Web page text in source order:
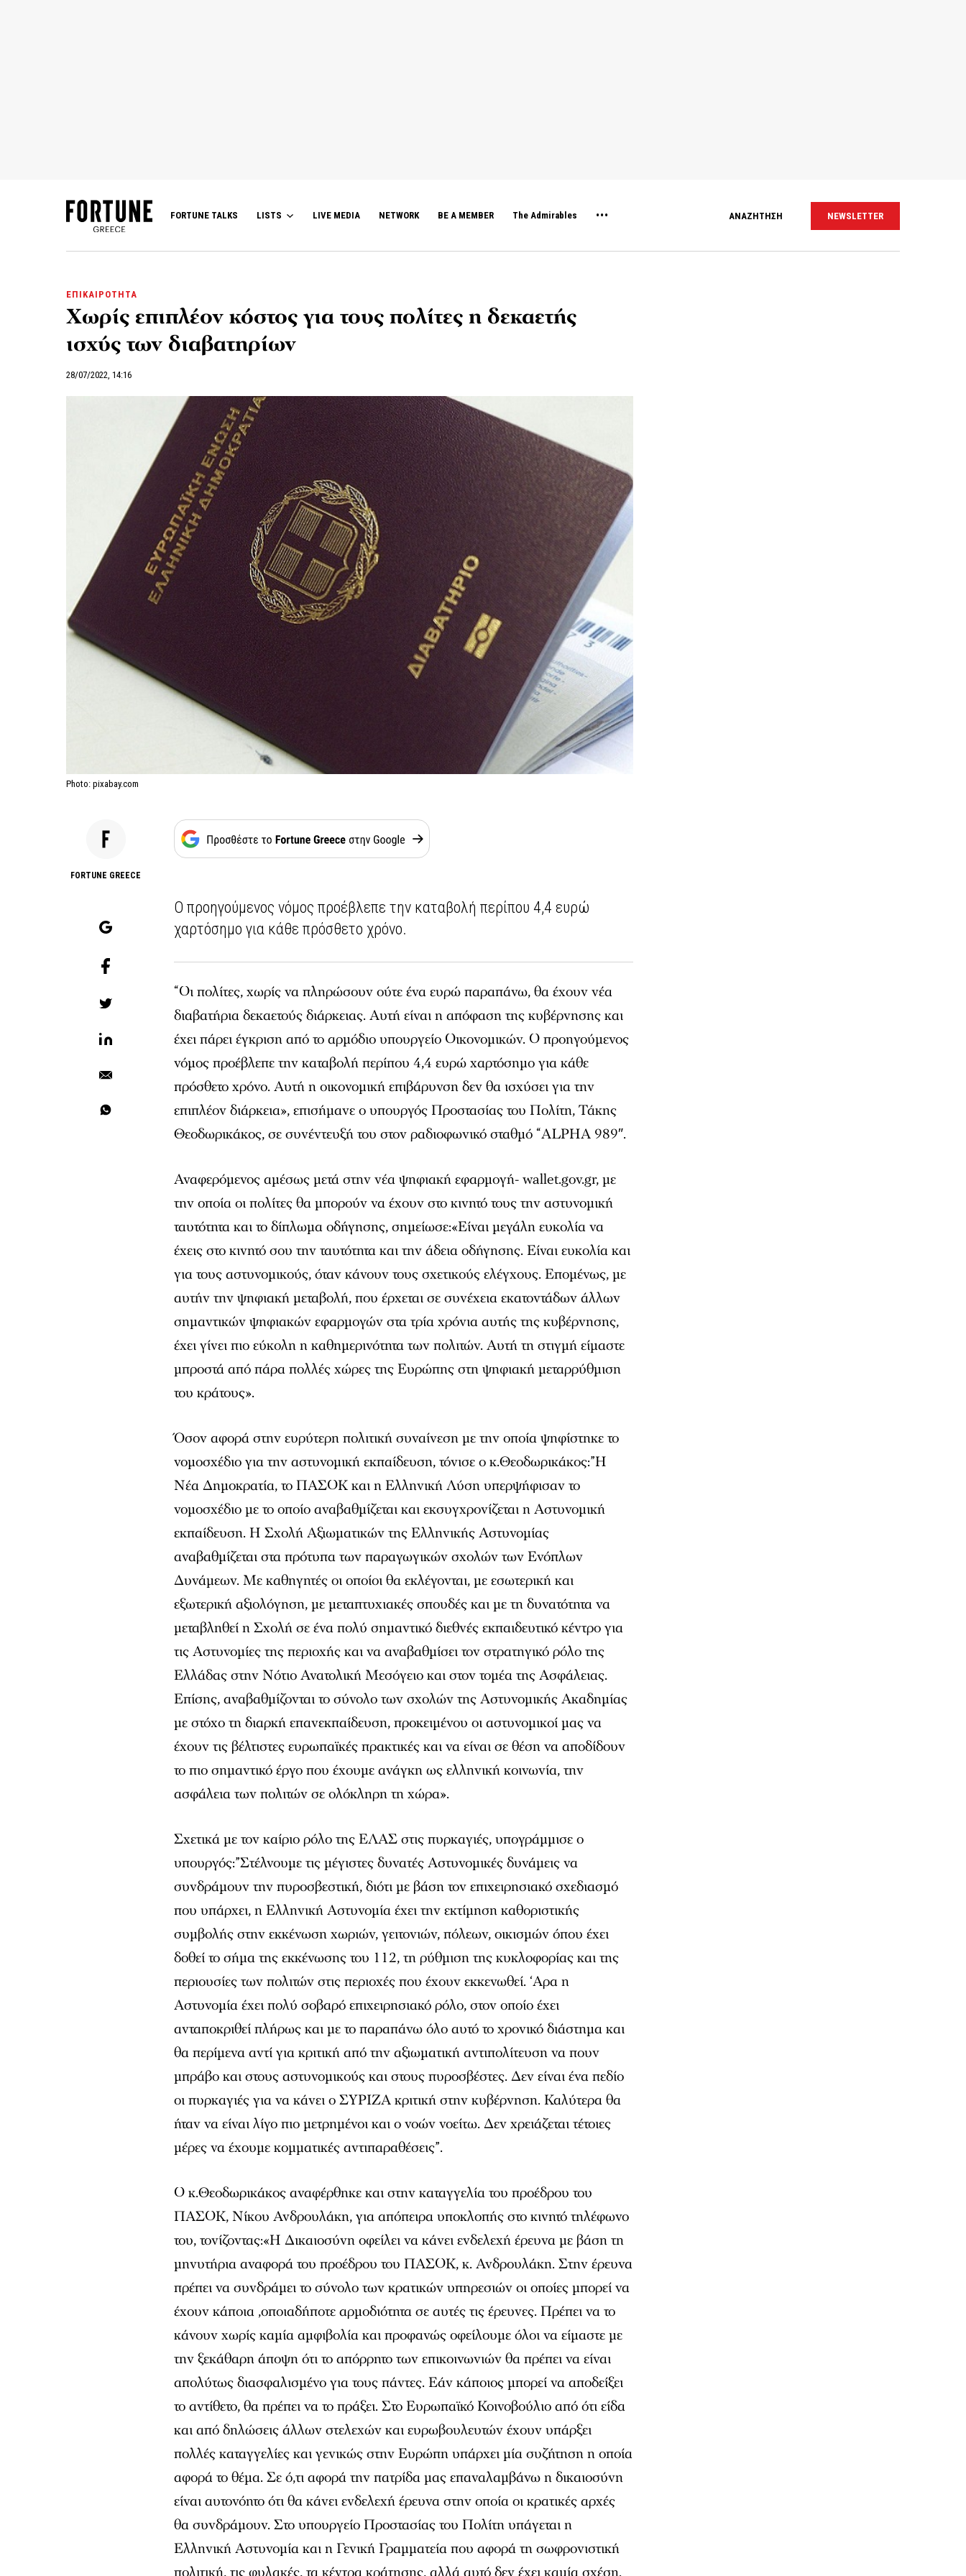
FORTUNE TALKS LISTS LIVE MEDIA NETWORK BE A MEMBER The Admirables ΑΝΑΖΗΤΗΣΗ NEWSLETTER
ΕΠΙΚΑΙΡΟΤΗΤΑ
Χωρίς επιπλέον κόστος για τους πολίτες η δεκαετής
ισχύς των διαβατηρίων
28/07/2022, 14:16
Photo: pixabay.com
FORTUNE GREECE
Ο προηγούμενος νόμος προέβλεπε την καταβολή περίπου 4,4 ευρώ
χαρτόσημο για κάθε πρόσθετο χρόνο.
“Οι πολίτες, χωρίς να πληρώσουν ούτε ένα ευρώ παραπάνω, θα έχουν νέα
διαβατήρια δεκαετούς διάρκειας. Αυτή είναι η απόφαση της κυβέρνησης και
έχει πάρει έγκριση από το αρμόδιο υπουργείο Οικονομικών. Ο προηγούμενος
νόμος προέβλεπε την καταβολή περίπου 4,4 ευρώ χαρτόσημο για κάθε
πρόσθετο χρόνο. Αυτή η οικονομική επιβάρυνση δεν θα ισχύσει για την
επιπλέον διάρκεια», επισήμανε ο υπουργός Προστασίας του Πολίτη, Τάκης
Θεοδωρικάκος, σε συνέντευξή του στον ραδιοφωνικό σταθμό “ALPHA 989″.
Αναφερόμενος αμέσως μετά στην νέα ψηφιακή εφαρμογή- wallet.gov.gr, με
την οποία οι πολίτες θα μπορούν να έχουν στο κινητό τους την αστυνομική
ταυτότητα και το δίπλωμα οδήγησης, σημείωσε:«Είναι μεγάλη ευκολία να
έχεις στο κινητό σου την ταυτότητα και την άδεια οδήγησης. Είναι ευκολία και
για τους αστυνομικούς, όταν κάνουν τους σχετικούς ελέγχους. Επομένως, με
αυτήν την ψηφιακή μεταβολή, που έρχεται σε συνέχεια εκατοντάδων άλλων
σημαντικών ψηφιακών εφαρμογών στα τρία χρόνια αυτής της κυβέρνησης,
έχει γίνει πιο εύκολη η καθημερινότητα των πολιτών. Αυτή τη στιγμή είμαστε
μπροστά από πάρα πολλές χώρες της Ευρώπης στη ψηφιακή μεταρρύθμιση
του κράτους».
Όσον αφορά στην ευρύτερη πολιτική συναίνεση με την οποία ψηφίστηκε το
νομοσχέδιο για την αστυνομική εκπαίδευση, τόνισε ο κ.Θεοδωρικάκος:”Η
Νέα Δημοκρατία, το ΠΑΣΟΚ και η Ελληνική Λύση υπερψήφισαν το
νομοσχέδιο με το οποίο αναβαθμίζεται και εκσυγχρονίζεται η Αστυνομική
εκπαίδευση. Η Σχολή Αξιωματικών της Ελληνικής Αστυνομίας
αναβαθμίζεται στα πρότυπα των παραγωγικών σχολών των Ενόπλων
Δυνάμεων. Με καθηγητές οι οποίοι θα εκλέγονται, με εσωτερική και
εξωτερική αξιολόγηση, με μεταπτυχιακές σπουδές και με τη δυνατότητα να
μεταβληθεί η Σχολή σε ένα πολύ σημαντικό διεθνές εκπαιδευτικό κέντρο για
τις Αστυνομίες της περιοχής και να αναβαθμίσει τον στρατηγικό ρόλο της
Ελλάδας στην Νότιο Ανατολική Μεσόγειο και στον τομέα της Ασφάλειας.
Επίσης, αναβαθμίζονται το σύνολο των σχολών της Αστυνομικής Ακαδημίας
με στόχο τη διαρκή επανεκπαίδευση, προκειμένου οι αστυνομικοί μας να
έχουν τις βέλτιστες ευρωπαϊκές πρακτικές και να είναι σε θέση να αποδίδουν
το πιο σημαντικό έργο που έχουμε ανάγκη ως ελληνική κοινωνία, την
ασφάλεια των πολιτών σε ολόκληρη τη χώρα».
Σχετικά με τον καίριο ρόλο της ΕΛΑΣ στις πυρκαγιές, υπογράμμισε ο
υπουργός:”Στέλνουμε τις μέγιστες δυνατές Αστυνομικές δυνάμεις να
συνδράμουν την πυροσβεστική, διότι με βάση τον επιχειρησιακό σχεδιασμό
που υπάρχει, η Ελληνική Αστυνομία έχει την εκτίμηση καθοριστικής
συμβολής στην εκκένωση χωριών, γειτονιών, πόλεων, οικισμών όπου έχει
δοθεί το σήμα της εκκένωσης του 112, τη ρύθμιση της κυκλοφορίας και της
περιουσίες των πολιτών στις περιοχές που έχουν εκκενωθεί. ‘Αρα η
Αστυνομία έχει πολύ σοβαρό επιχειρησιακό ρόλο, στον οποίο έχει
ανταποκριθεί πλήρως και με το παραπάνω όλο αυτό το χρονικό διάστημα και
θα περίμενα αντί για κριτική από την αξιωματική αντιπολίτευση να πουν
μπράβο και στους αστυνομικούς και στους πυροσβέστες. Δεν είναι ένα πεδίο
οι πυρκαγιές για να κάνει ο ΣΥΡΙΖΑ κριτική στην κυβέρνηση. Καλύτερα θα
ήταν να είναι λίγο πιο μετρημένοι και ο νοών νοείτω. Δεν χρειάζεται τέτοιες
μέρες να έχουμε κομματικές αντιπαραθέσεις”.
Ο κ.Θεοδωρικάκος αναφέρθηκε και στην καταγγελία του προέδρου του
ΠΑΣΟΚ, Νίκου Ανδρουλάκη, για απόπειρα υποκλοπής στο κινητό τηλέφωνο
του, τονίζοντας:«Η Δικαιοσύνη οφείλει να κάνει ενδελεχή έρευνα με βάση τη
μηνυτήρια αναφορά του προέδρου του ΠΑΣΟΚ, κ. Ανδρουλάκη. Στην έρευνα
πρέπει να συνδράμει το σύνολο των κρατικών υπηρεσιών οι οποίες μπορεί να
έχουν κάποια ,οποιαδήποτε αρμοδιότητα σε αυτές τις έρευνες. Πρέπει να το
κάνουν χωρίς καμία αμφιβολία και προφανώς οφείλουμε όλοι να είμαστε με
την ξεκάθαρη άποψη ότι το απόρρητο των επικοινωνιών θα πρέπει να είναι
απολύτως διασφαλισμένο για τους πάντες. Εάν κάποιος μπορεί να αποδείξει
το αντίθετο, θα πρέπει να το πράξει. Στο Ευρωπαϊκό Κοινοβούλιο από ότι είδα
και από δηλώσεις άλλων στελεχών και ευρωβουλευτών έχουν υπάρξει
πολλές καταγγελίες και γενικώς στην Ευρώπη υπάρχει μία συζήτηση η οποία
αφορά το θέμα. Σε ό,τι αφορά την πατρίδα μας επαναλαμβάνω η δικαιοσύνη
είναι αυτονόητο ότι θα κάνει ενδελεχή έρευνα στην οποία οι κρατικές αρχές
θα συνδράμουν. Στο υπουργείο Προστασίας του Πολίτη υπάγεται η
Ελληνική Αστυνομία και η Γενική Γραμματεία που αφορά τη σωφρονιστική
πολιτική, τις φυλακές, τα κέντρα κράτησης, αλλά αυτό δεν έχει καμία σχέση.